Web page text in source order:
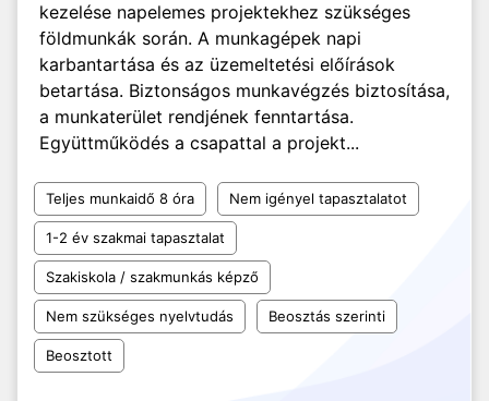
kezelése napelemes projektekhez szükséges
földmunkák során. A munkagépek napi
karbantartása és az üzemeltetési előírások
betartása. Biztonságos munkavégzés biztosítása,
a munkaterület rendjének fenntartása.
Együttműködés a csapattal a projekt...
Teljes munkaidő 8 óra Nem igényel tapasztalatot
1-2 év szakmai tapasztalat
Szakiskola / szakmunkás képző
Nem szükséges nyelvtudás Beosztás szerinti
Beosztott